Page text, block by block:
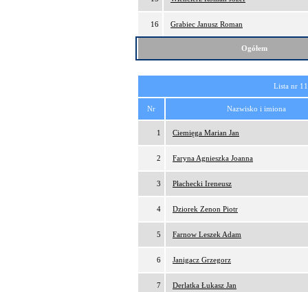
16 Grabiec Janusz Roman
Ogółem
Lista nr
Nr Nazwisko i imiona
1 Ciemięga Marian Jan
2 Faryna Agnieszka Joanna
3 Płachecki Ireneusz
4 Dziorek Zenon Piotr
5 Farnow Leszek Adam
6 Janigacz Grzegorz
7 Derlatka Łukasz Jan